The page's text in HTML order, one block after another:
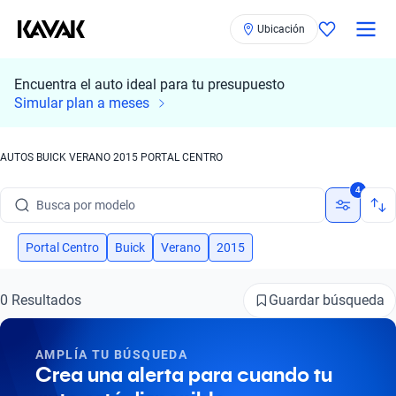
Ubicación
Encuentra el auto ideal para tu presupuesto
Simular plan a meses
AUTOS BUICK VERANO 2015 PORTAL CENTRO
Busca por modelo
Busca por versión
Busca por marca
Busca por modelo
4
Portal Centro Buick Verano 2015
0 Resultados Guardar búsqueda
AMPLÍA TU BÚSQUEDA
Crea una alerta para cuando tu